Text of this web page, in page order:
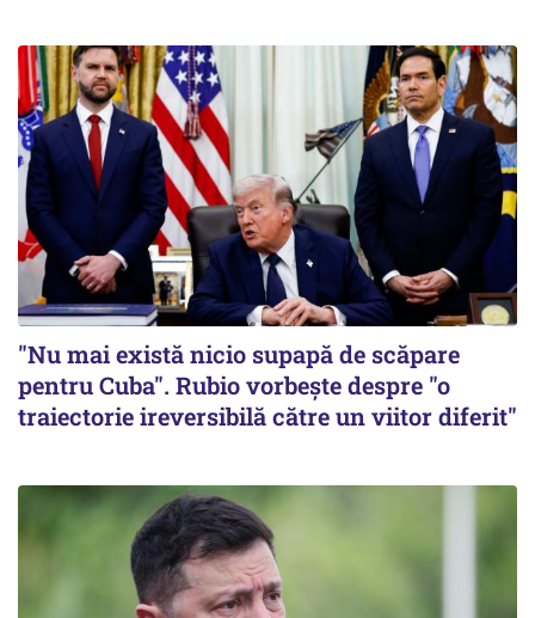
"Nu mai există nicio supapă de scăpare
pentru Cuba". Rubio vorbește despre "o
traiectorie ireversibilă către un viitor diferit"